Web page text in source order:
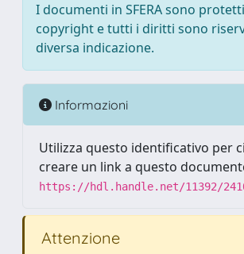
I documenti in SFERA sono
copyright e tutti i diritti sono
diversa indicazione.
Informazioni
Utilizza questo identificativo per
creare un link a questo
https://hdl.handle.net/11392/
Attenzione